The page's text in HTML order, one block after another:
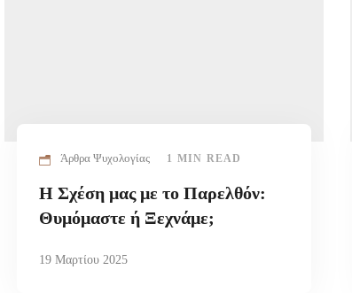
Άρθρα Ψυχολογίας 1 MIN READ
Η Σχέση μας με το Παρελθόν:
Θυμόμαστε ή Ξεχνάμε;
19 Μαρτίου 2025